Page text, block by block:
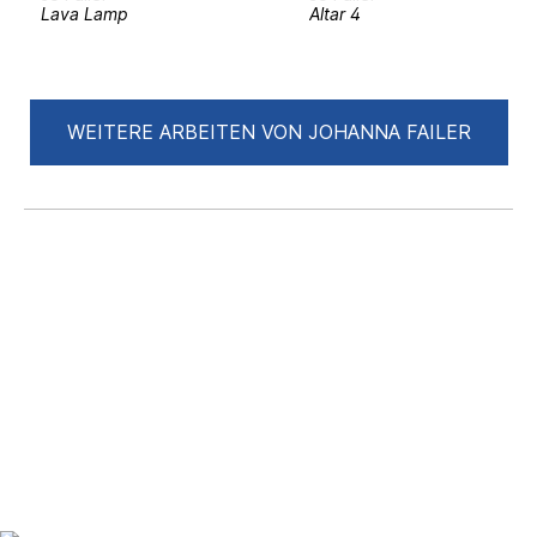
Segurar o tempo, Schloss Portalegre,
Lava Lamp
Altar 4
WEITERE ARBEITEN VON JOHANNA FAILER